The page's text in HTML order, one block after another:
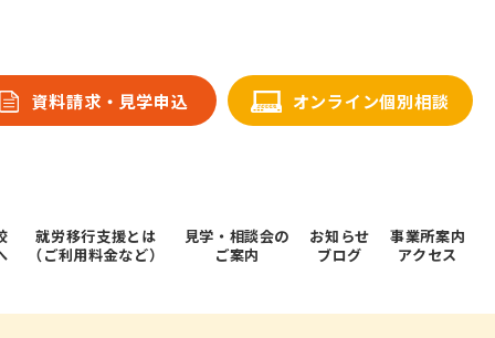
資料請求・⾒学申込 オンライン個別相談
就労移行支援とは
（ご利用料金など）
⾒学・相談会の
ご案内
お知らせ
ブログ
事業所案内
アクセス